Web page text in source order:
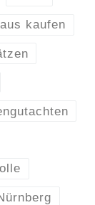
kaufen